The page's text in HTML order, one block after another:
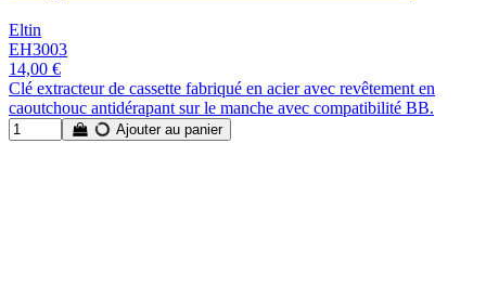
Eltin
EH3003
14,00 €
Clé extracteur de cassette fabriqué en acier avec revêtement en
caoutchouc antidérapant sur le manche avec compatibilité BB.
Ajouter au panier